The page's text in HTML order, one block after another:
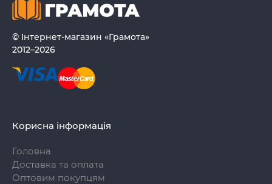
© Інтернет-магазин «Грамота»
2012–2026
Корисна інформація
Головна
Доставка та оплата
Оптовим покупцям